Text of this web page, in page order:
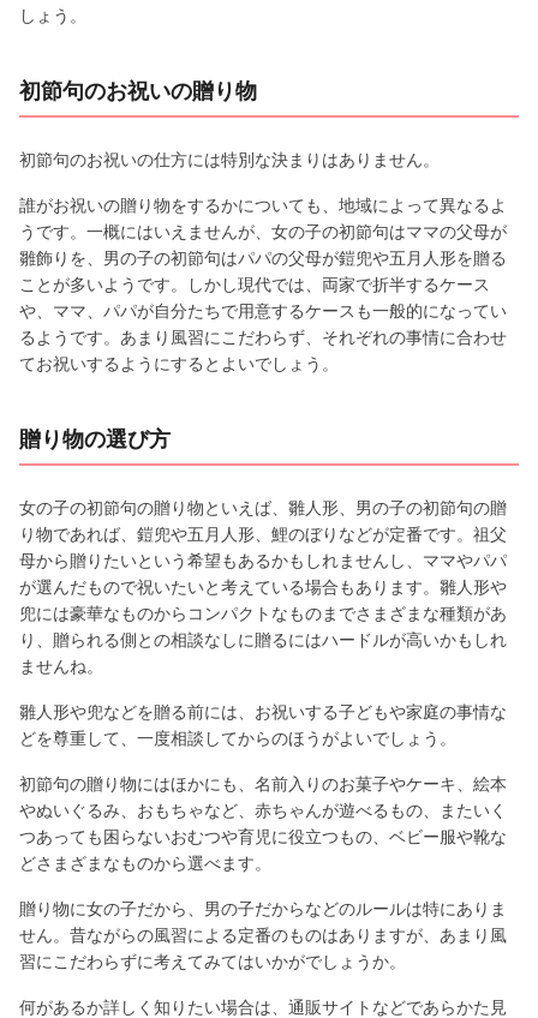
しょう。
初節句のお祝いの贈り物
初節句のお祝いの仕方には特別な決まりはありません。
誰がお祝いの贈り物をするかについても、地域によって異なるよ
うです。一概にはいえませんが、女の子の初節句はママの父母が
雛飾りを、男の子の初節句はパパの父母が鎧兜や五月人形を贈る
ことが多いようです。しかし現代では、両家で折半するケース
や、ママ、パパが自分たちで用意するケースも一般的になってい
るようです。あまり風習にこだわらず、それぞれの事情に合わせ
てお祝いするようにするとよいでしょう。
贈り物の選び方
女の子の初節句の贈り物といえば、雛人形、男の子の初節句の贈
り物であれば、鎧兜や五月人形、鯉のぼりなどが定番です。祖父
母から贈りたいという希望もあるかもしれませんし、ママやパパ
が選んだもので祝いたいと考えている場合もあります。雛人形や
兜には豪華なものからコンパクトなものまでさまざまな種類があ
り、贈られる側との相談なしに贈るにはハードルが高いかもしれ
ませんね。
雛人形や兜などを贈る前には、お祝いする子どもや家庭の事情な
どを尊重して、一度相談してからのほうがよいでしょう。
初節句の贈り物にはほかにも、名前入りのお菓子やケーキ、絵本
やぬいぐるみ、おもちゃなど、赤ちゃんが遊べるもの、またいく
つあっても困らないおむつや育児に役立つもの、ベビー服や靴な
どさまざまなものから選べます。
贈り物に女の子だから、男の子だからなどのルールは特にありま
せん。昔ながらの風習による定番のものはありますが、あまり風
習にこだわらずに考えてみてはいかがでしょうか。
何があるか詳しく知りたい場合は、通販サイトなどであらかた見